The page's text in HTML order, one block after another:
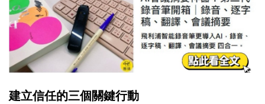
建立信任的三個關鍵行動